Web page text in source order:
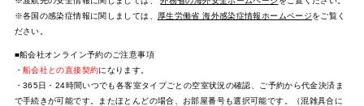
※各国の感染症情報に関しましては、
厚生労働省 海外感染症情報ホームページをご覧く
ださい。
■船会社オンライン予約のご注意事項
・ 船会社との直接契約になります。
・365日・24時間いつでも各客室タイプごとの空室状況の確認、ご予約から代金決済ま
で手続きが可能です。またほとんどの場合、お部屋番号も選択可能です。（混雑具合に